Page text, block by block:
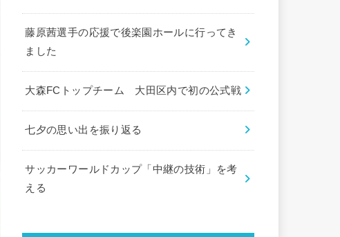
藤原茜選手の応援で後楽園ホールに行ってき
ました
大森FCトップチーム 大田区内で初の公式戦
七夕の思い出を振り返る
サッカーワールドカップ「中継の技術」を考
える